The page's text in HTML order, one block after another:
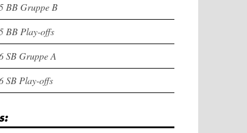
BB Gruppe B
BB Play-offs
SB Gruppe A
SB Play-offs